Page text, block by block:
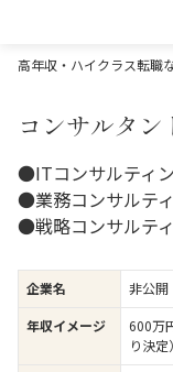
高年収・ハイクラス転職
コンサルタン
●ITコンサルティ
●業務コンサルテ
●戦略コンサルテ
企業名
非公開
年収イメージ
600万
り決定）